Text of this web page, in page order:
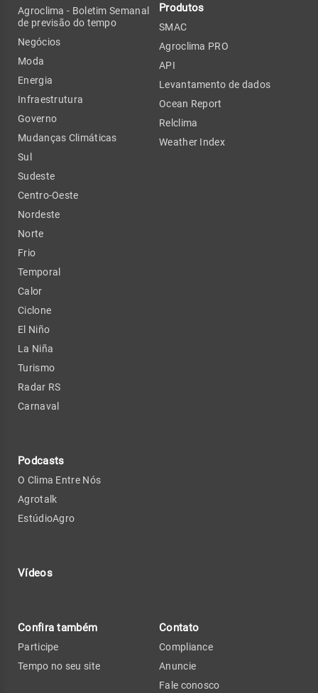
Agroclima - Boletim Semanal
de previsão do tempo
Negócios
Moda
Energia
Infraestrutura
Governo
Mudanças Climáticas
Sul
Sudeste
Centro-Oeste
Nordeste
Norte
Frio
Temporal
Calor
Ciclone
El Niño
La Niña
Turismo
Radar RS
Carnaval
Podcasts
O Clima Entre Nós
Agrotalk
EstúdioAgro
Vídeos
Produtos
SMAC
Agroclima PRO
API
Levantamento de dados
Ocean Report
Relclima
Weather Index
Confira também
Participe
Tempo no seu site
Contato
Compliance
Anuncie
Fale conosco